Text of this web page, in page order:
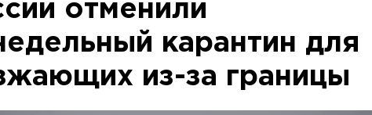
отменили
карантин для
из-за границы